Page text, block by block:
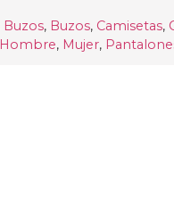
Buzos, Buzos, Camisetas,
Hombre, Mujer,